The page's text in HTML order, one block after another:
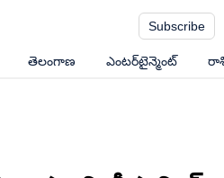
Subscribe
తెలంగాణ ఎంటర్‌టైన్మెంట్